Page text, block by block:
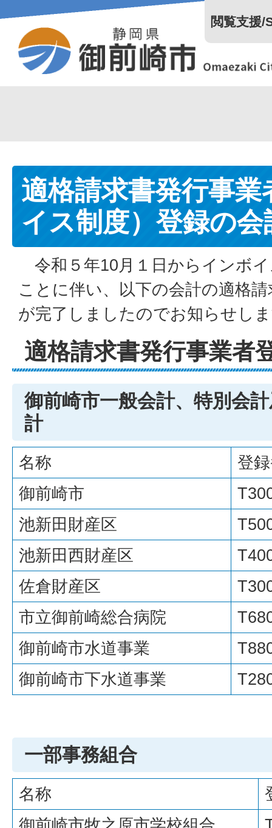
閲覧支援
適格請求書発行事業
イス制度）登録の
令和５年10月１日からインボ
ことに伴い、以下の会計の適格
が完了しましたのでお知らせし
適格請求書発行事業者
御前崎市一般会計、特別会
計
名称
登
御前崎市
池新田財産区
池新田西財産区
佐倉財産区
市立御前崎総合病院
御前崎市水道事業
御前崎市下水道事業
一部事務組合
名称